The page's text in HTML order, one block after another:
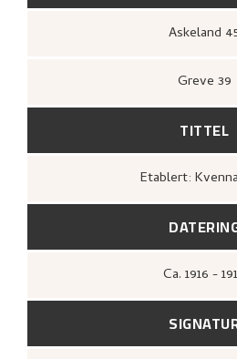
Askeland
Greve 39
TITTEL
Etablert:
Ca. 1916 -